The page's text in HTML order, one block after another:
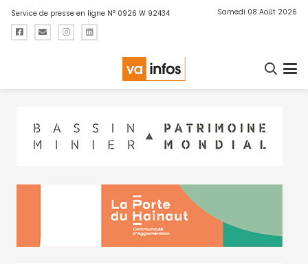
Service de presse en ligne N° 0926 W 92434 Samedi 08 Août 2026